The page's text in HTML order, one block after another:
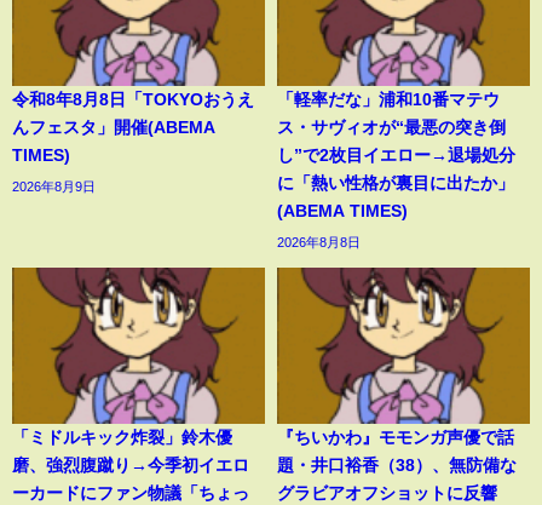
令和8年8月8日「TOKYOおうえ
んフェスタ」開催(ABEMA
TIMES)
2026年8月9日
「軽率だな」浦和10番マテウ
ス・サヴィオが“最悪の突き倒
し”で2枚目イエロー→退場処分
に「熱い性格が裏目に出たか」
(ABEMA TIMES)
2026年8月8日
「ミドルキック炸裂」鈴木優
磨、強烈腹蹴り→今季初イエロ
ーカードにファン物議「ちょっ
『ちいかわ』モモンガ声優で話
題・井口裕香（38）、無防備な
グラビアオフショットに反響